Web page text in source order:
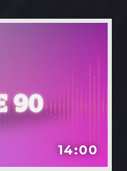
14:00